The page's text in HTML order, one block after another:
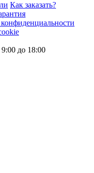
Как заказать?
до 18:00